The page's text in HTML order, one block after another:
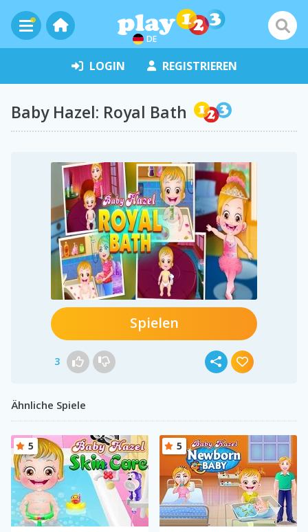
DE
LOGIN REGISTRIEREN
Baby Hazel: Royal Bath
Spielen
3
Ähnliche Spiele
5 5